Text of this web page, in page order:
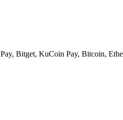
Bitget, KuCoin Pay, Bitcoin,